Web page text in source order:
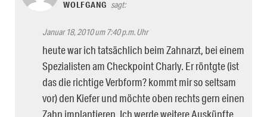
WOLFGANG sagt:
Januar 18, 2010 um 7:40 p.m. Uhr
heute war ich tatsächlich beim Zahnarzt, bei einem
Spezialisten am Checkpoint Charly. Er röntgte (ist
das die richtige Verbform? kommt mir so seltsam
vor) den Kiefer und möchte oben rechts gern einen
Zahn implantieren. Ich werde weitere Auskünfte